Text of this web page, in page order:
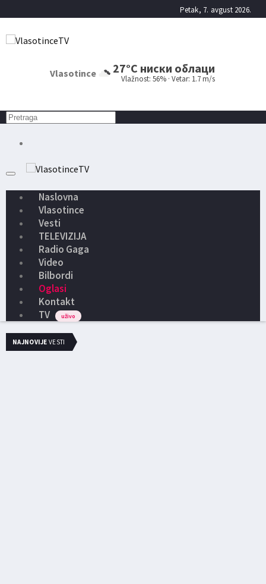
Petak, 7. avgust 2026.
Vlasotince 27°C ниски облаци
Vlažnost: 56% · Vetar: 1.7 m/s
Naslovna
Vlasotince
Vesti
TELEVIZIJA
Radio Gaga
Video
Bilbordi
Oglasi
Kontakt
TV
uživo
NAJNOVIJE VESTI